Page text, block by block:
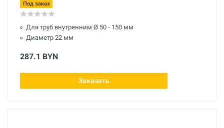
Под заказ
Для труб внутренним Ø 50 - 150 мм
Диаметр 22 мм
287.1 BYN
Заказать